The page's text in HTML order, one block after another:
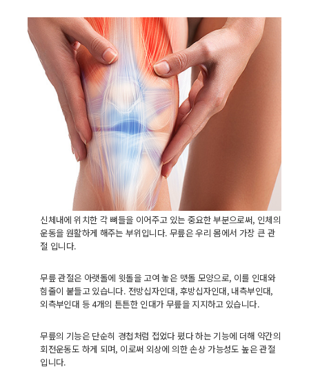
신체내에 위치한 각 뼈들을 이어주고 있는 중요한 부분으로써, 인체의
운동을 원활하게 해주는 부위입니다. 무릎은 우리 몸에서 가장 큰 관
절 입니다.
무릎 관절은 아랫돌에 윗돌을 고여 놓은 맷돌 모양으로, 이를 인대와
힘줄이 붙들고 있습니다. 전방십자인대, 후방십자인대, 내측부인대,
외측부인대 등 4개의 튼튼한 인대가 무릎을 지지하고 있습니다.
무릎의 기능은 단순히 경첩처럼 접었다 폈다 하는 기능에 더해 약간의
회전운동도 하게 되며, 이로써 외상에 의한 손상 가능성도 높은 관절
입니다.